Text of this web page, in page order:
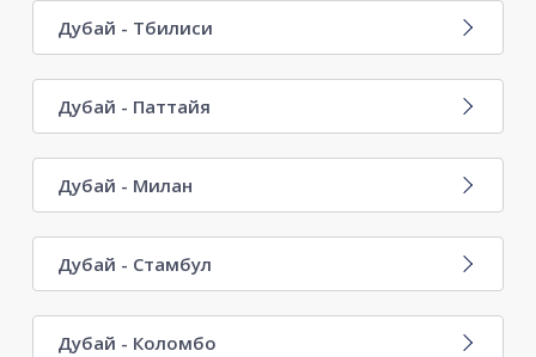
Дубай - Тбилиси
Дубай - Паттайя
Дубай - Милан
Дубай - Стамбул
Дубай - Коломбо